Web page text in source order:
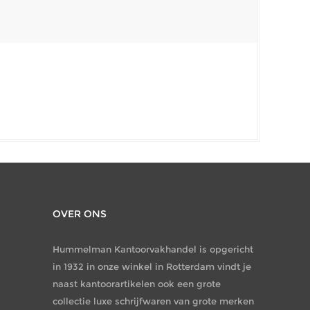
OVER ONS
Hummelman Kantoorvakhandel is opgericht
in 1932 in onze winkel in Rotterdam vindt je
naast kantoorartikelen ook een grote
collectie luxe schrijfwaren van grote merken